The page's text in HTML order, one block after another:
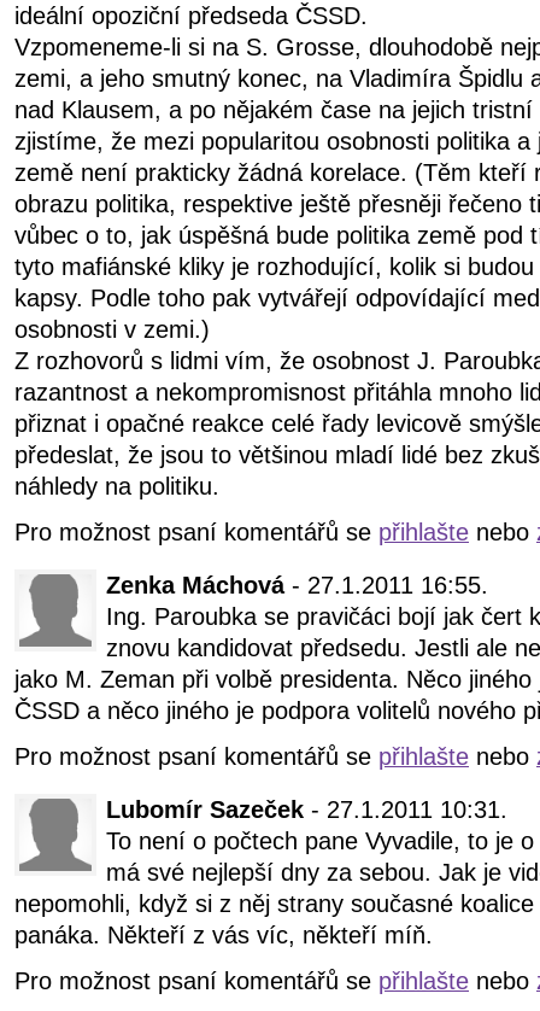
ideální opoziční předseda ČSSD.
Vzpomeneme-li si na S. Grosse, dlouhodobě
zemi, a jeho smutný konec, na Vladimíra Špidlu
nad Klausem, a po nějakém čase na jejich
zjistíme, že mezi popularitou osobnosti politika
země není prakticky žádná korelace. (Těm kteří
obrazu politika, respektive ještě přesněji řečeno
vůbec o to, jak úspěšná bude politika země pod
tyto mafiánské kliky je rozhodující, kolik si
kapsy. Podle toho pak vytvářejí odpovídající
osobnosti v zemi.)
Z rozhovorů s lidmi vím, že osobnost J.
razantnost a nekompromisnost přitáhla mnoho
přiznat i opačné reakce celé řady levicově
předeslat, že jsou to většinou mladí lidé bez
náhledy na politiku.
Pro možnost psaní komentářů se přihlašte nebo
Zenka Máchová- 27.1.2011 16:55.
Ing. Paroubka se pravičáci bojí jak čert
znovu kandidovat předsedu. Jestli ale
jako M. Zeman při volbě presidenta. Něco
ČSSD a něco jiného je podpora volitelů nového
Pro možnost psaní komentářů se přihlašte nebo
Lubomír Sazeček - 27.1.2011 10:31.
To není o počtech pane Vyvadile, to je
má své nejlepší dny za sebou. Jak je
nepomohli, když si z něj strany současné
panáka. Někteří z vás víc, někteří míň.
Pro možnost psaní komentářů se přihlašte nebo